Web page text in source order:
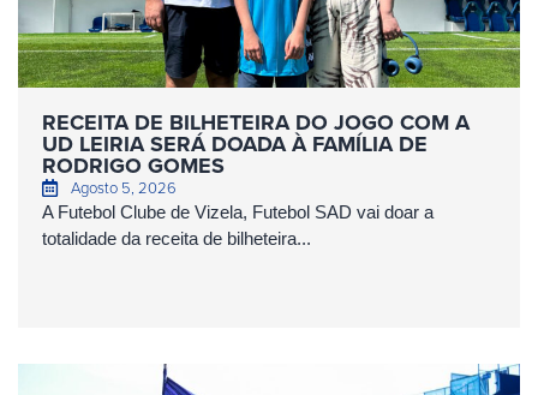
RECEITA DE BILHETEIRA DO JOGO COM A
UD LEIRIA SERÁ DOADA À FAMÍLIA DE
RODRIGO GOMES
Agosto 5, 2026
A Futebol Clube de Vizela, Futebol SAD vai doar a
totalidade da receita de bilheteira...